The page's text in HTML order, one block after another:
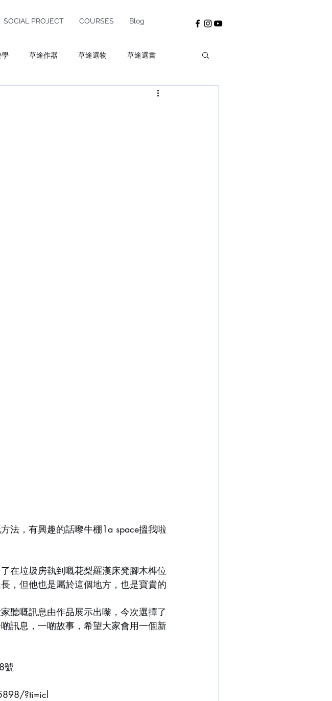
SOCIAL PROJECT COURSES Blog
草途作器 草途選物 草途選書
法，有興趣的話嚟牛棚1a space搵我啦
在垃圾房執到嘅花梨羅漢床凳腳木榫位
，但他也是屬於這個地方，也是寶貴的
聽嘅訊息由作品展示出嚟，今次選擇了
訊息，一啲故事，希望大家會用一個新
號
?ti=icl